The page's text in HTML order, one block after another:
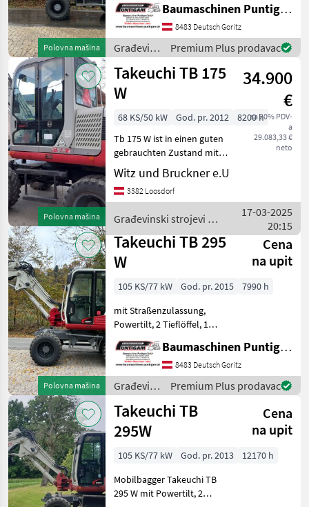
Polovna mašina
Referenznummer: 15593
Baumaschinen Puntigam
GmbH Unser Spezialgebiet:
Ankauf - Verkauf - Vermi
Baumaschinen Puntigam GmbH
8483 Deutsch Goritz
Građevinski
strojevi /
Takeuchi
Premium Plus prodavac
Polovna mašina
Takeuchi TB 175
W
34.900
€
sa 20% PDV-
a
29.083,33 €
neto
68 KS/50 kW God. pr. 2012
8200 h
Tb 175 W ist in einen guten
gebrauchten Zustand mit
Hydraulischen
Schnellwechsler CW10 und
150 cm Böschungslöffel,
Hydraulikanschlüsse am
Arm Građevi
Witz und Bruckner e.U
3382 Loosdorf
Građevinski strojevi /
Takeuchi
17-03-2025
20:15
Polovna mašina
Takeuchi TB 295
W
Cena
na upit
105 KS/77 kW God. pr. 2015
7990 h
mit Straßenzulassung,
Powertilt, 2 Tieflöffel, 1
Referenznummer: 7441
Baumaschinen Puntigam
GmbH Unser Spezialgebiet:
Ankauf - Verkauf - Vermiet
Baumaschinen Puntigam GmbH
8483 Deutsch Goritz
Građevinski
strojevi /
Takeuchi
Premium Plus prodavac
Takeuchi TB
295W
Cena
na upit
105 KS/77 kW God. pr. 2013
12170 h
Mobilbagger Takeuchi TB
295 W mit Powertilt, 2